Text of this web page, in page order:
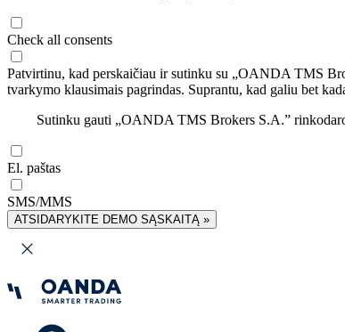
Check all consents
Patvirtinu, kad perskaičiau ir sutinku su „OANDA TMS
tvarkymo klausimais pagrindas. Suprantu, kad galiu bet
Sutinku gauti „OANDA TMS Brokers S.A.”
El. paštas
SMS/MMS
ATSIDARYKITE DEMO SĄSKAITĄ »